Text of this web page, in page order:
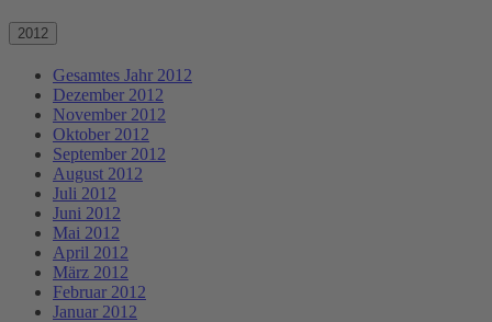
2012
Gesamtes Jahr 2012
Dezember 2012
November 2012
Oktober 2012
September 2012
August 2012
Juli 2012
Juni 2012
Mai 2012
April 2012
März 2012
Februar 2012
Januar 2012